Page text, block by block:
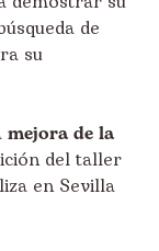
de
su
mejora de la
del taller
en Sevilla